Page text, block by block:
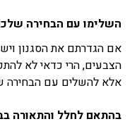
השלימו עם הבחירה
אם הגדרתם את הסגנון
הצבעים, הרי כדאי לא
אלא להשלים עם הבחירה
בהתאם לחלל והתאורה